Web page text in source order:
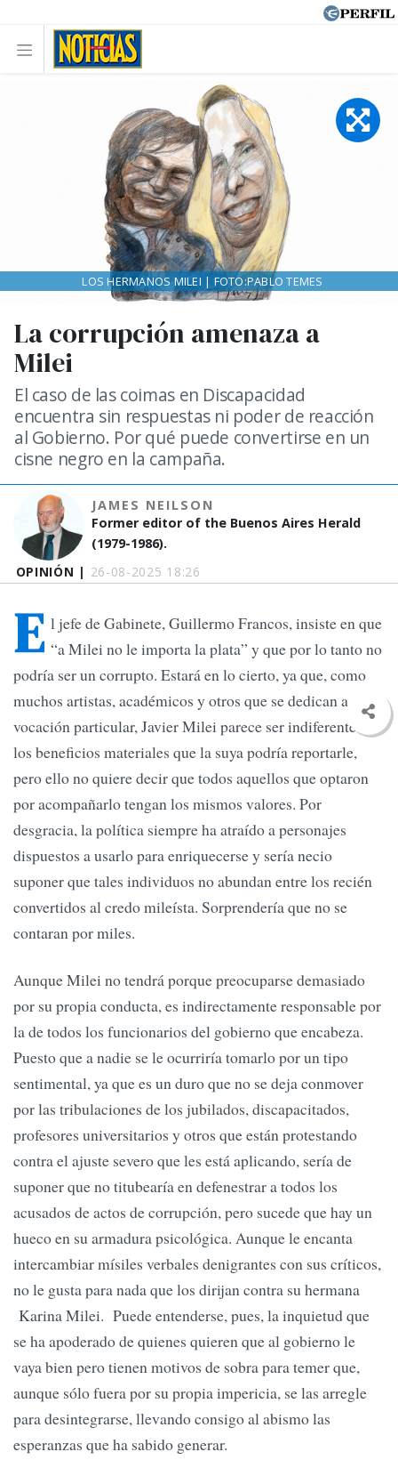
OPINIÓN | 26-08-2025 18:26
La corrupción amenaza a
Milei
El caso de las coimas en Discapacidad
encuentra sin respuestas ni poder de reacción
al Gobierno. Por qué puede convertirse en un
cisne negro en la campaña.
JAMES NEILSON
Former editor of the Buenos Aires Herald
(1979-1986).
LOS HERMANOS MILEI | FOTO:PABLO TEMES
E l jefe de Gabinete, Guillermo Francos, insiste en que
“a Milei no le importa la plata” y que por lo tanto no
podría ser un corrupto. Estará en lo cierto, ya que, como
muchos artistas, académicos y otros que se dedican a su
vocación particular, Javier Milei parece ser indiferente a
los beneficios materiales que la suya podría reportarle,
pero ello no quiere decir que todos aquellos que optaron
por acompañarlo tengan los mismos valores. Por
desgracia, la política siempre ha atraído a personajes
dispuestos a usarlo para enriquecerse y sería necio
suponer que tales individuos no abundan entre los recién
convertidos al credo mileísta. Sorprendería que no se
contaran por miles.
Aunque Milei no tendrá porque preocuparse demasiado
por su propia conducta, es indirectamente responsable por
la de todos los funcionarios del gobierno que encabeza.
Puesto que a nadie se le ocurriría tomarlo por un tipo
sentimental, ya que es un duro que no se deja conmover
por las tribulaciones de los jubilados, discapacitados,
profesores universitarios y otros que están protestando
contra el ajuste severo que les está aplicando, sería de
suponer que no titubearía en defenestrar a todos los
acusados de actos de corrupción, pero sucede que hay un
hueco en su armadura psicológica. Aunque le encanta
intercambiar mísiles verbales denigrantes con sus críticos,
no le gusta para nada que los dirijan contra su hermana
Karina Milei. Puede entenderse, pues, la inquietud que
se ha apoderado de quienes quieren que al gobierno le
vaya bien pero tienen motivos de sobra para temer que,
aunque sólo fuera por su propia impericia, se las arregle
para desintegrarse, llevando consigo al abismo las
esperanzas que ha sabido generar.